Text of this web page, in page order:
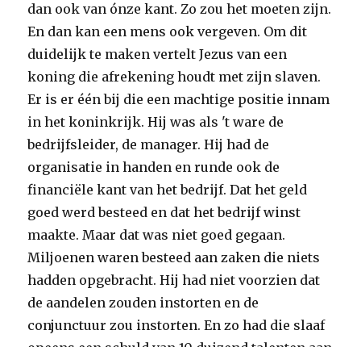
dan ook van ónze kant. Zo zou het moeten zijn.
En dan kan een mens ook vergeven. Om dit
duidelijk te maken vertelt Jezus van een
koning die afrekening houdt met zijn slaven.
Er is er één bij die een machtige positie innam
in het koninkrijk. Hij was als 't ware de
bedrijfsleider, de manager. Hij had de
organisatie in handen en runde ook de
financiële kant van het bedrijf. Dat het geld
goed werd besteed en dat het bedrijf winst
maakte. Maar dat was niet goed gegaan.
Miljoenen waren besteed aan zaken die niets
hadden opgebracht. Hij had niet voorzien dat
de aandelen zouden instorten en de
conjunctuur zou instorten. En zo had die slaaf